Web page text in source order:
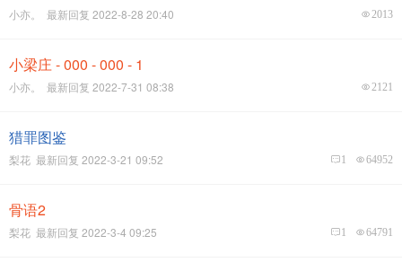
小亦。 最新回复 2022-8-28 20:40 2013
小梁庄 - 000 - 000 - 1
小亦。 最新回复 2022-7-31 08:38 2121
猎罪图鉴
梨花 最新回复 2022-3-21 09:52 64952
1
骨语2
梨花 最新回复 2022-3-4 09:25 64791
1